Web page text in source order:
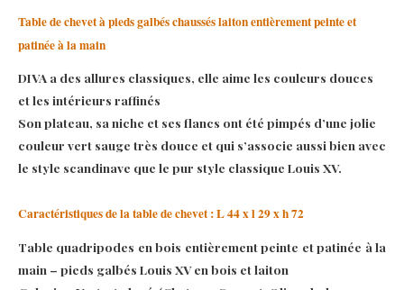
Table de chevet à pieds galbés chaussés laiton entièrement peinte et
patinée à la main
DIVA a des allures classiques, elle aime les couleurs douces
et les intérieurs raffinés
Son plateau, sa niche et ses flancs ont été pimpés d’une jolie
couleur vert sauge très douce et qui s’associe aussi bien avec
le style scandinave que le pur style classique Louis XV.
Caractéristiques de la table de chevet : L 44 x l 29 x h 72
Table quadripodes en bois entièrement peinte et patinée à la
main – pieds galbés Louis XV en bois et laiton